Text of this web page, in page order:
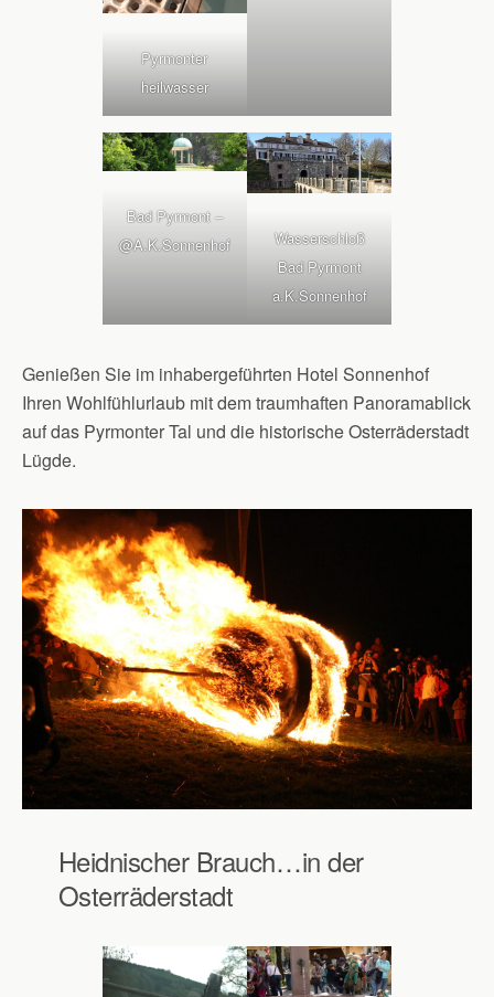
Pyrmonter
heilwasser
Bad Pyrmont –
@A.K.Sonnenhof
Wasserschloß
Bad Pyrmont
a.K.Sonnenhof
Genießen Sie im inhabergeführten Hotel Sonnenhof
Ihren Wohlfühlurlaub mit dem traumhaften Panoramablick
auf das Pyrmonter Tal und die historische Osterräderstadt
Lügde.
Heidnischer Brauch…in der
Osterräderstadt